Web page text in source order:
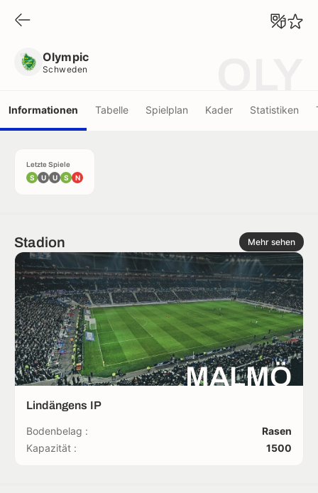
Olympic
Schweden
Informationen Tabelle Spielplan Kader Statistiken
Letzte Spiele
S U U S N
Stadion Mehr sehen
MALMÖ
Lindängens IP
Bodenbelag :
Rasen
Kapazität :
1500